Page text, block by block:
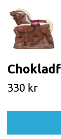
330 kr